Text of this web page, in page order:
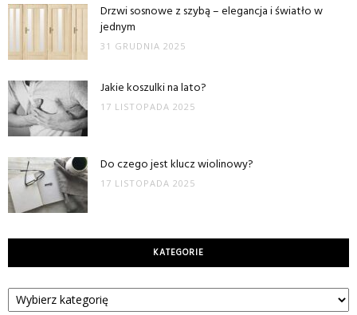
Drzwi sosnowe z szybą – elegancja i światło w
jednym
31 GRUDNIA 2025
Jakie koszulki na lato?
17 LISTOPADA 2025
Do czego jest klucz wiolinowy?
17 LISTOPADA 2025
KATEGORIE
Kategorie